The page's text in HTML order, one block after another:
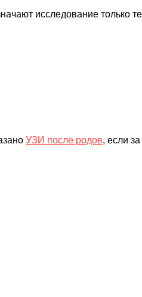
исследование только
УЗИ после родов, если